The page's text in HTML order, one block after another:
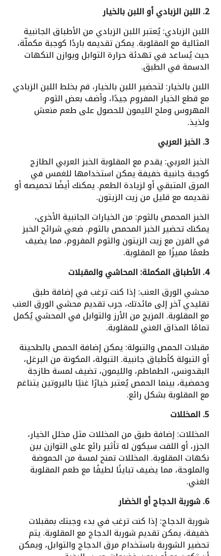
2. اللبن الزبادي أو اللبن بالخيار
اللبن الزبادي: يُعتبر اللبن الزبادي من الأطباق الجانبية
المثالية مع المقلوبة. يمكن تقديمه باردًا كوجبة مكملّة،
حيث يُساعد في تهدئة حرارة التوابل ويوازن النكهات
الدسمة في الطبق.
اللبن بالخيار: لتحضير اللبن بالخيار، قم بخلط اللبن الزبادي
مع قطع الخيار المفروم جيدًا، وأضف بعض الثوم
المهروس وملح الليمون للحصول على طعم منعش
ولذيذ.
3. الخبز العربي
الخبز العربي: يقدم مع المقلوبة الخبز العربي الطازج
كوجبة جانبية خفيفة يمكن استخدامها للغمس في
المرق المتبقي أو لزيادة الطعم. يمكنك أيضًا تحميصه أو
تقديمه مع قليل من زيت الزيتون.
الخبز المحمص بالثوم: من الخيارات الجانبية الأخرى،
يمكنك تحضير الخبز المحمص بالثوم. ضعي شرائح الخبز
في الفرن مع زيت الزيتون والثوم المفروم، مما يضيف
طعمًا مميزًا مع المقلوبة.
4. الأطباق المكملة: المحاشي والمقبلات
محشي الورق العنب: إذا كنت ترغب في إضافة طبق
تقليدي آخر إلى مائدتك، جرب تقديم محشي الورق العنب
مع المقلوبة. المزيج من الأرز والتوابل في المحشي يُكمل
تمامًا المذاق الغني للمقلوبة.
مقبلات الحمص والتبولة: يمكن إضافة الحمص بالطحينة
أو التبولة كأطباق جانبية. التبولة، المكونة من البرغل،
البقدونس، الطماطم، والليمون، تضيف لمسة طازجة
وحمضية، بينما الحمص يُعتبر خيارًا غنيًا بالبروتين يتناغم
مع المقلوبة بشكل رائع.
5. المخللات
المخللات: إضافة طبق من المخللات مثل مخلل الخيار،
الجزر، أو اللفت سيكون له تأثير رائع على التوازن بين
نكهات المقلوبة. المخللات تمنح لمسة من الحموضة
والملوحة، مما يضيف تباينًا لطيفًا مع طعم المقلوبة
الغني.
6. شوربة الدجاج أو الخضار
شوربة الدجاج: إذا كنت ترغب في بدء وجبتك بمقبلات
خفيفة، يمكن تقديم شوربة الدجاج مع المقلوبة. يتم
تحضير الشوربة باستخدام مرق الدجاج والتوابل، ويمكن